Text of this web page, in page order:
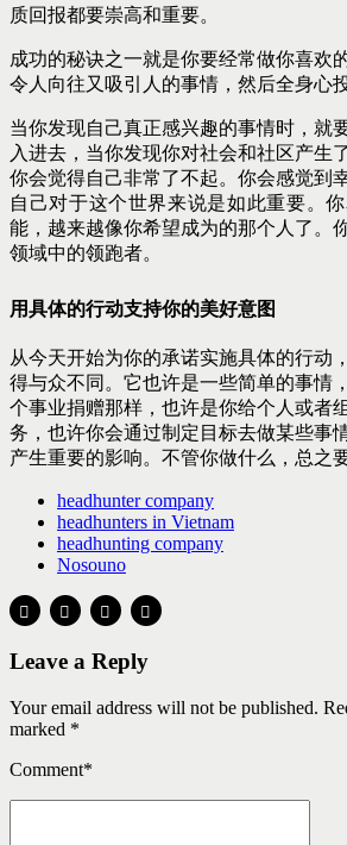
质回报都要崇高和重要。
成功的秘诀之一就是你要经常做你喜欢
令人向往又吸引人的事情，然后全身心
当你发现自己真正感兴趣的事情时，就
入进去，当你发现你对社会和社区产生
你会觉得自己非常了不起。你会感觉到
自己对于这个世界来说是如此重要。
能，越来越像你希望成为的那个人了。
领域中的领跑者。
用具体的行动支持你的美好意图
从今天开始为你的承诺实施具体的行动
得与众不同。它也许是一些简单的事情
个事业捐赠那样，也许是你给个人或者
务，也许你会通过制定目标去做某些事
产生重要的影响。不管你做什么，总之
headhunter company
headhunters in Vietnam
headhunting company
Nosouno
Leave a Reply
Your email address will not be published.
marked *
Comment*